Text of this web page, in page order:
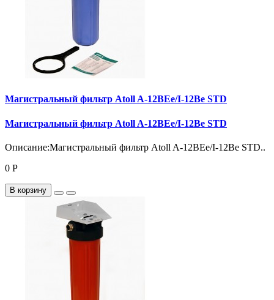
Магистральный фильтр Atoll A-12BEe/I-12Be STD
Магистральный фильтр Atoll A-12BEe/I-12Be STD
Описание:Магистральный фильтр Atoll A-12BEe/I-12Be STD..
0 Р
В корзину